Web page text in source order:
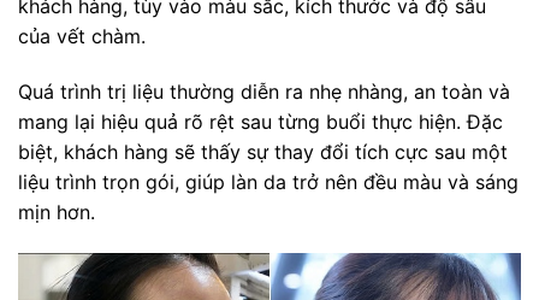
khách hàng, tùy vào màu sắc, kích thước và độ sâu
của vết chàm.
Quá trình trị liệu thường diễn ra nhẹ nhàng, an toàn và
mang lại hiệu quả rõ rệt sau từng buổi thực hiện. Đặc
biệt, khách hàng sẽ thấy sự thay đổi tích cực sau một
liệu trình trọn gói, giúp làn da trở nên đều màu và sáng
mịn hơn.